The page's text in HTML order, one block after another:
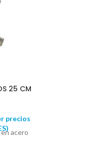
25 CM
precios
acero